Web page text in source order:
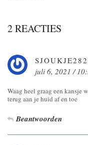
2 REACTIES
SJOUKJE282
juli 6, 2021 /
Waag heel graag een kansje
terug aan je huid af en toe
Beantwoorden